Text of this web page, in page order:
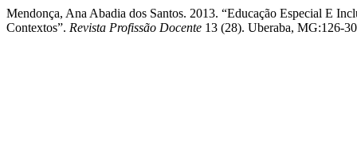
Mendonça, Ana Abadia dos Santos. 2013. “Educação Especial E
Contextos”. Revista Profissão Docente 13 (28). Uberaba, MG:126-